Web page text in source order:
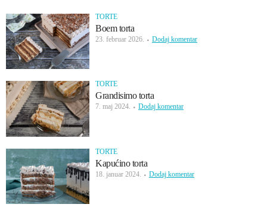
TORTE
Boem torta
23. februar 2026. Dodaj komentar
TORTE
Grandisimo torta
7. maj 2024. Dodaj komentar
TORTE
Kapućino torta
18. januar 2024. Dodaj komentar